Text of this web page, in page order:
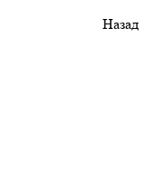
Назад